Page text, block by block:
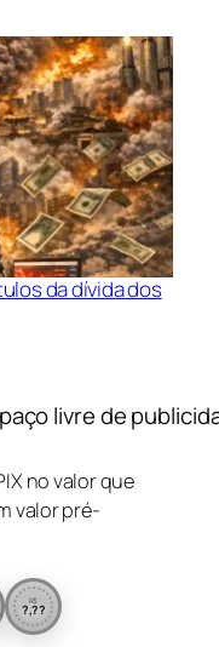
da dívida dos
livre de
no valor que
valor pré-
R$
?,??